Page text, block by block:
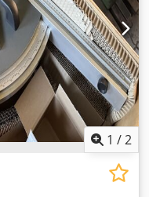
1 /2